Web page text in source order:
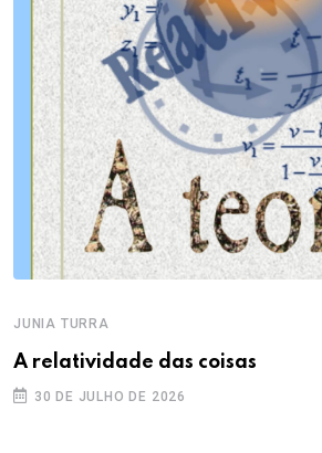
JUNIA TURRA
A relatividade das coisas
30 DE JULHO DE 2026